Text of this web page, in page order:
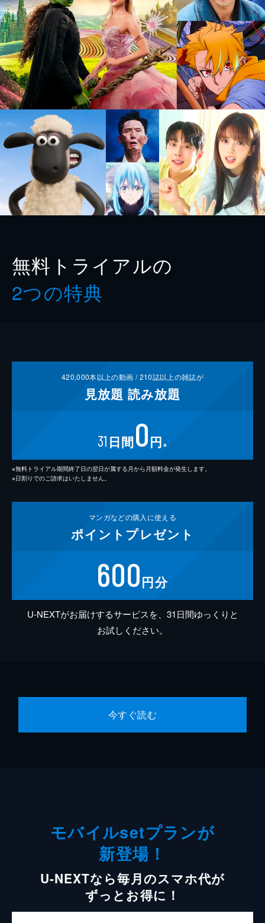
無料トライアルの
2つの特典
420,000本以上の動画 /210誌以上の雑誌が
見放題 読み放題
31 日間0円 ※
※無料トライアル期間終了日の翌日が属する月から月額料金が発生します。
※日割りでのご請求はいたしません。
マンガなどの購入に使える
ポイント プレゼント
600円分
U-NEXTがお届けするサービスを、31日間ゆっくりと
お試しください。
今すぐ読む
モバイルsetプランが
新登場！
U-NEXTなら毎月のスマホ代が
ずっとお得に！